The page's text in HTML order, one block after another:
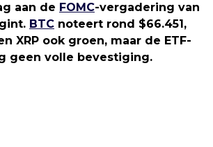
aan de FOMC-vergadering van
BTC noteert rond $66.451,
XRP ook groen, maar de ETF-
geen volle bevestiging.